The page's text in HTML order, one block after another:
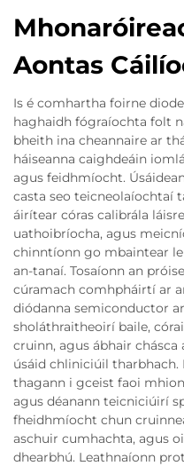
Aontas
Is é comhartha foirne
haghaidh fógraíochta folt
bheith ina cheannaire ar
háiseanna caighdeáin
agus feidhmíocht.
casta seo teicneolaíochtaí
áirítear córas calibrála
uathoibríocha, agus
chinntíonn go mbaintear
an-tanaí. Tosaíonn an
cúramach comhpháirtí ar
diódanna semiconductor
sholáthraitheoirí baile,
cruinn, agus ábhair
úsáid chliniciúil
thagann i gceist faoi
agus déanann teicniciúirí
fheidhmíocht chun
aschuir cumhachta, agus
dhearbhú. Leathnaíonn